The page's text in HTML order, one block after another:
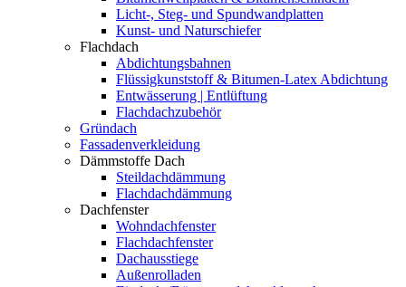
Licht-, Steg- und Spundwandplatten
Kunst- und Naturschiefer
Flachdach
Abdichtungsbahnen
Flüssigkunststoff & Bitumen-Latex Abdichtung
Entwässerung | Entlüftung
Flachdachzubehör
Gründach
Fassadenverkleidung
Dämmstoffe Dach
Steildachdämmung
Flachdachdämmung
Dachfenster
Wohndachfenster
Flachdachfenster
Dachausstiege
Außenrolladen